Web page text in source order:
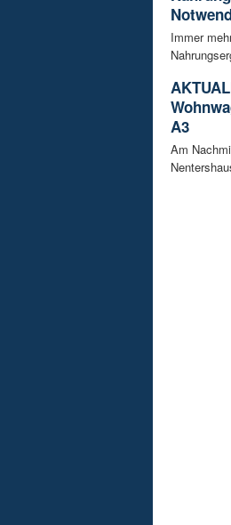
Immer
A3
Am